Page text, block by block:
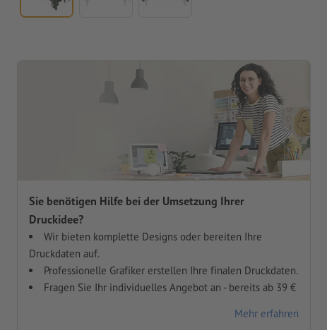
Sie benötigen Hilfe bei der Umsetzung Ihrer
Druckidee?
Wir bieten komplette Designs oder bereiten Ihre
Druckdaten auf.
Professionelle Grafiker erstellen Ihre finalen Druckdaten.
Fragen Sie Ihr individuelles Angebot an - bereits ab 39 €
Mehr erfahren